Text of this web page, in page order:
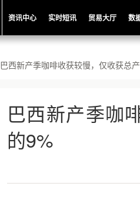
资讯中心 实时短讯 贸易大厅 数
巴西新产季咖啡收获较慢，仅收获总
巴西新产季咖
的9%